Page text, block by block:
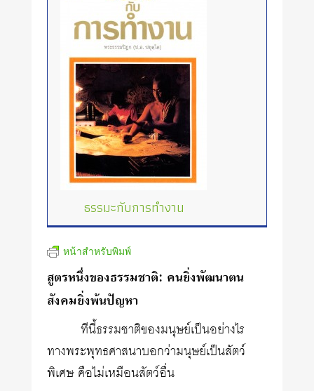
ธรรมะกับการทำงาน
หน้าสำหรับพิมพ์
สูตรหนึ่งของธรรมชาติ: คนยิ่งพัฒนาตน
สังคมยิ่งพ้นปัญหา
ทีนี้ธรรมชาติของมนุษย์เป็นอย่างไร
ทางพระพุทธศาสนาบอกว่ามนุษย์เป็นสัตว์
พิเศษ คือไม่เหมือนสัตว์อื่น